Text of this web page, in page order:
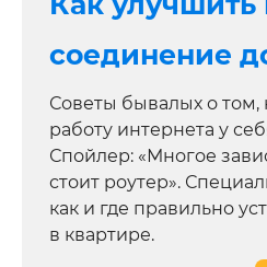
соединение
Советы бывалых о том,
работу интернета у
Спойлер: «Многое
стоит роутер».
как и где правильно
в квартире.